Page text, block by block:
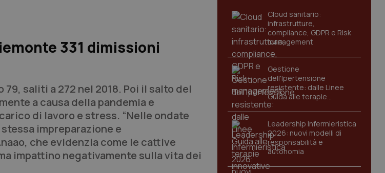
331 dimissioni
79, saliti a 272 nel 2018. Poi il salto del
a causa della pandemia e
di lavoro e stress. “Nelle ondate
impreparazione e
che evidenzia come le cattive
impattino negativamente sulla vita dei
Cloud sanitario:
infrastrutture,
compliance, GDPR e Risk
management
Gestione
dell'Ipertensione
resistente: dalle Linee
Guida alle terapie
innovative
Leadership Infermieristica
2026: nuovi modelli di
responsabilità e
autonomia